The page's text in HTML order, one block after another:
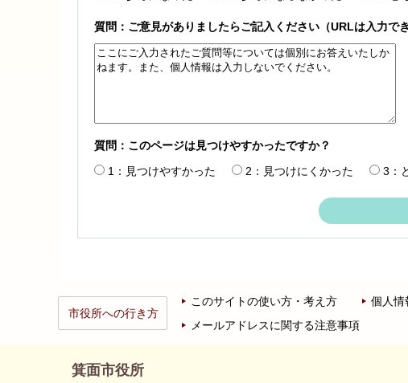
質問：ご意見がありましたらご記入ください（URLは入力でき
質問：このページは見つけやすかったですか？
1：見つけやすかった
2：見つけにくかった 3：
市役所への行き方
このサイトの使い方・考え方 個人情
メールアドレスに関する注意事項
箕面市役所